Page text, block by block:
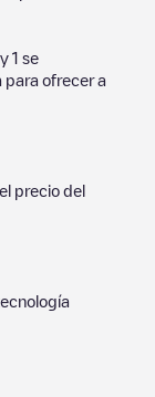
1 se
para ofrecer a
precio del